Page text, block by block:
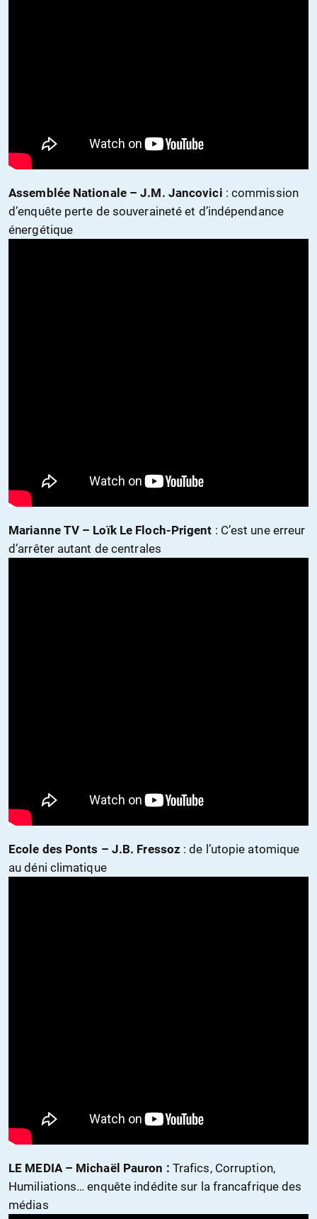
Assemblée Nationale – J.M. Jancovici : commission
d’enquête perte de souveraineté et d’indépendance
énergétique
Marianne TV – Loïk Le Floch-Prigent : C’est une erreur
d’arrêter autant de centrales
Ecole des Ponts – J.B. Fressoz : de l’utopie atomique
au déni climatique
LE MEDIA – Michaël Pauron : Trafics, Corruption,
Humiliations… enquête indédite sur la francafrique des
médias